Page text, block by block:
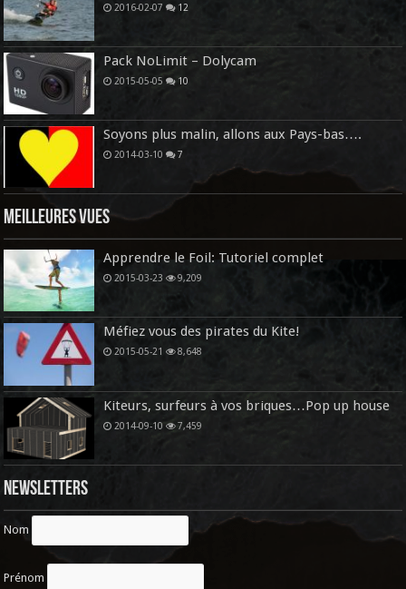
2016-02-07 12
Pack NoLimit – Dolycam
2015-05-05 10
Soyons plus malin, allons aux Pays-bas….
2014-03-10 7
Meilleures vues
Apprendre le Foil: Tutoriel complet
2015-03-23 9,209
Méfiez vous des pirates du Kite!
2015-05-21 8,648
Kiteurs, surfeurs à vos briques…Pop up house
2014-09-10 7,459
Newsletters
Nom
Prénom